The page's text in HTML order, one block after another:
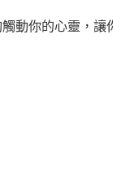
動你的心靈，讓